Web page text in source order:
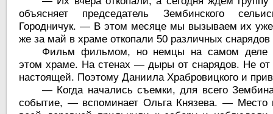
объясняет председатель Зембинского
Городничук. — В этом месяце мы вызываем их уже
же за май в храме откопали 50 различных
Фильм фильмом, но немцы на самом деле
этом храме. На стенах — дыры от снарядов. Не
настоящей. Поэтому Даниила Храбровицкого и
— Когда начались съемки, для всего
событие, — вспоминает Ольга Князева. — Место